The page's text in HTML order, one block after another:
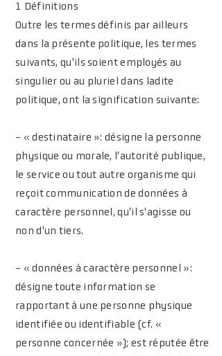
1 Définitions
Outre les termes définis par ailleurs
dans la présente politique, les termes
suivants, qu'ils soient employés au
singulier ou au pluriel dans ladite
politique, ont la signification suivante:
- « destinataire »: désigne la personne
physique ou morale, l'autorité publique,
le service ou tout autre organisme qui
reçoit communication de données à
caractère personnel, qu'il s'agisse ou
non d'un tiers.
- « données à caractère personnel »:
désigne toute information se
rapportant à une personne physique
identifiée ou identifiable (cf. «
personne concernée »); est réputée être